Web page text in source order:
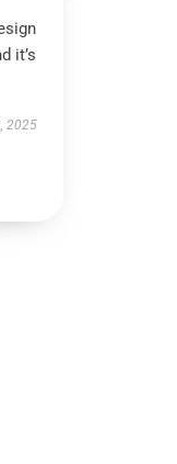
it’s
2025